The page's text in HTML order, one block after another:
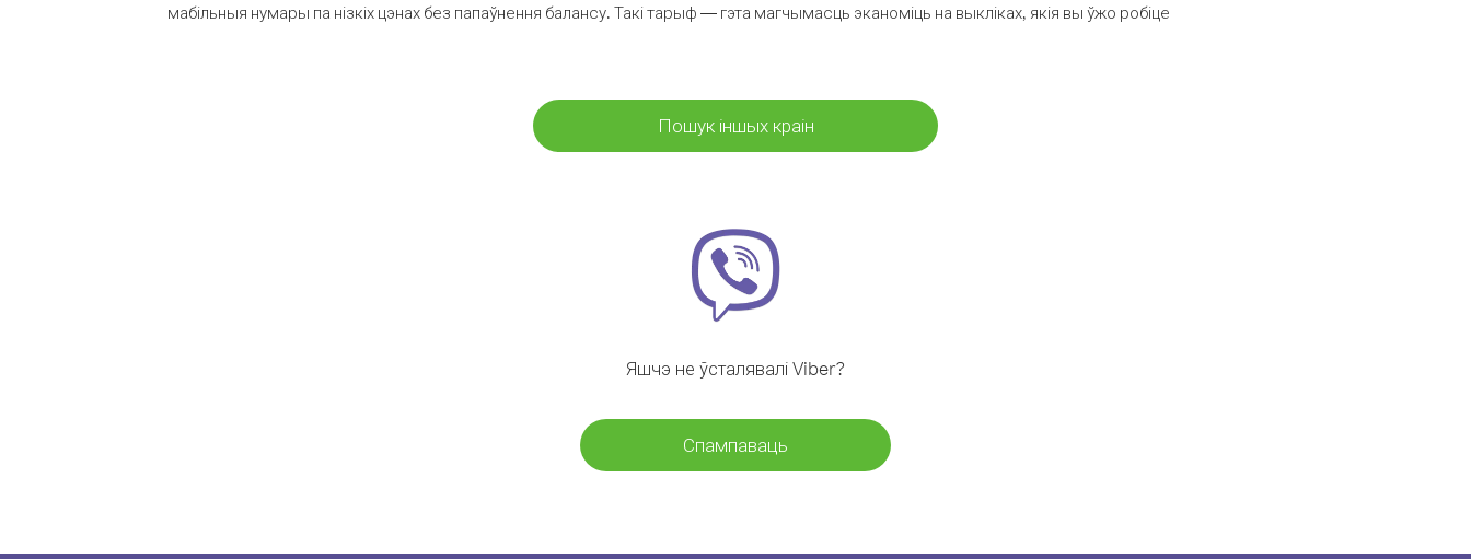
мабільныя нумары па нізкіх цэнах без папаўнення балансу. Такі тарыф — гэта магчымасць эканоміць на выкліках, якія вы ўжо робіце
Пошук іншых краін
Яшчэ не ўсталявалі Viber?
Спампаваць